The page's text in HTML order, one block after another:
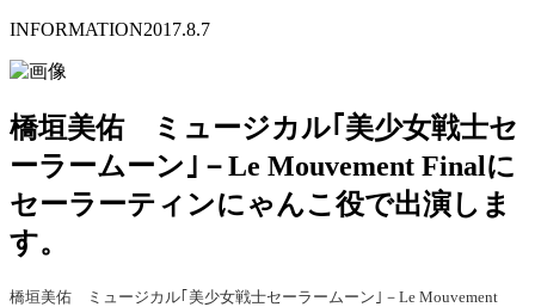
INFORMATION2017.8.7
橋垣美佑 ミュージカル｢美少女戦士セ
ーラームーン｣－Le Mouvement Finalに
セーラーティンにゃんこ役で出演しま
す。
橋垣美佑 ミュージカル｢美少女戦士セーラームーン｣－Le Mouvement